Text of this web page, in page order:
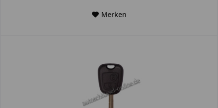
Merken